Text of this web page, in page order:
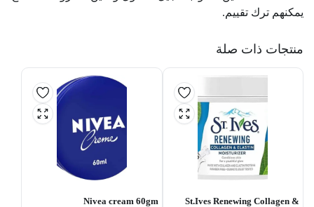
يمكنهم ترك تقييم.
منتجات ذات صلة
St.Ives Renewing Collagen &
Nivea cream 60gm